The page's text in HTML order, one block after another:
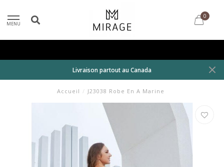
MENU
0
Livraison partout au Canada
Accueil / J23038 Robe En A Marine